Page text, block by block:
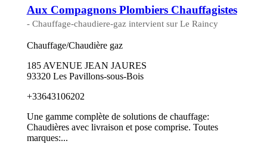
Aux Compagnons Plombiers Chauffagistes
- Chauffage-chaudiere-gaz intervient sur Le Raincy
Chauffage/Chaudière gaz
185 AVENUE JEAN JAURES
93320 Les Pavillons-sous-Bois
+33643106202
Une gamme complète de solutions de chauffage:
Chaudières avec livraison et pose comprise. Toutes
marques:...